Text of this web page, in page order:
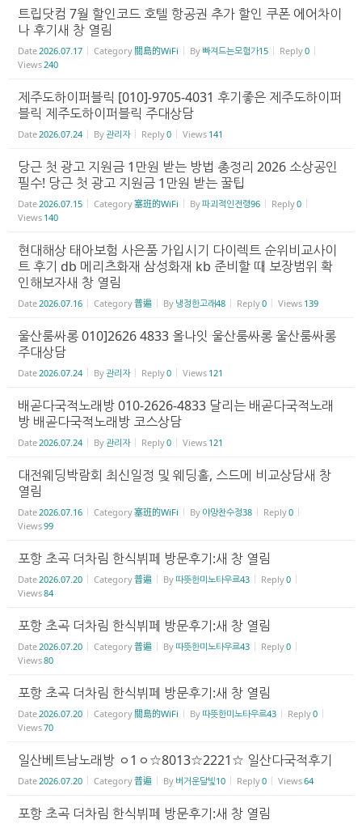
트립닷컴 7월 할인코드 호텔 항공권 추가 할인 쿠폰 에어차이
나 후기새 창 열림
Date2026.07.17 Category 關島的WiFi By 빠져드는모험가15 Reply0
Views240
제주도하이퍼블릭 [010]-9705-4031 후기좋은 제주도하이퍼
블릭 제주도하이퍼블릭 주대상담
Date2026.07.24 By관리자 Reply0 Views 141
당근 첫 광고 지원금 1만원 받는 방법 총정리 2026 소상공인
필수! 당근 첫 광고 지원금 1만원 받는 꿀팁
Date2026.07.15 Category塞班的WiFi By파괴적인전령96 Reply0
Views 140
현대해상 태아보험 사은품 가입시기 다이렉트 순위비교사이
트 후기 db 메리츠화재 삼성화재 kb 준비할 때 보장범위 확
인해보자새 창 열림
Date2026.07.16 Category普遍 By 냉정한고래48 Reply0 Views 139
울산룸싸롱 010]2626 4833 올나잇 울산룸싸롱 울산룸싸롱
주대상담
Date2026.07.24 By관리자 Reply0 Views 121
배곧다국적노래방 010-2626-4833 달리는 배곧다국적노래
방 배곧다국적노래방 코스상담
Date2026.07.24 By관리자 Reply0 Views 121
대전웨딩박람회 최신일정 및 웨딩홀, 스드메 비교상담새 창
열림
Date2026.07.16 Category塞班的WiFi By 야망찬수정38 Reply0
Views99
포항 초곡 더차림 한식뷔페 방문후기:새 창 열림
Date2026.07.20 Category普遍 By 따뜻한미노타우르43 Reply0
Views84
포항 초곡 더차림 한식뷔페 방문후기:새 창 열림
Date2026.07.20 Category普遍 By 따뜻한미노타우르43 Reply0
Views80
포항 초곡 더차림 한식뷔페 방문후기:새 창 열림
Date2026.07.20 Category 關島的WiFi By 따뜻한미노타우르43 Reply0
Views70
일산베트남노래방 ㅇ1ㅇ☆8013☆2221☆ 일산다국적후기
Date2026.07.20 Category普遍 By 버거운달빛10 Reply0 Views64
포항 초곡 더차림 한식뷔페 방문후기:새 창 열림